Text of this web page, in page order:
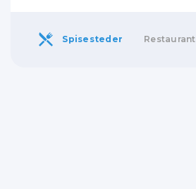
Spisesteder Restaurant